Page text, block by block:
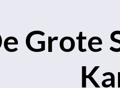
Grote